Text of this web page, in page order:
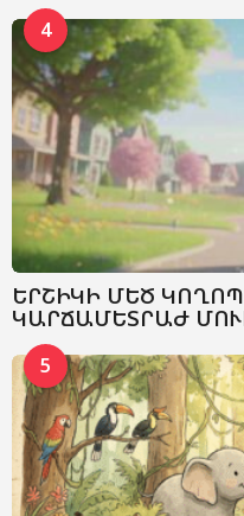
4
ԵՐՇԻԿԻ ՄԵԾ
ԿԱՐՃԱՄԵՏՐԱԺ
5